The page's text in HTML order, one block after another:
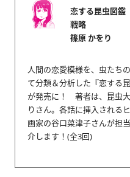
恋する昆虫図
戦略
篠原 かをり
人間の恋愛模様を、虫たち
て分類＆分析した『恋する
が発売に！ 著者は、昆虫
りさん。各話に挿入される
画家の谷口菜津子さんが担
介します！(全3回)